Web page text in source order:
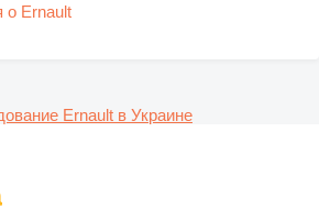
Ernault
Ernault в Украине